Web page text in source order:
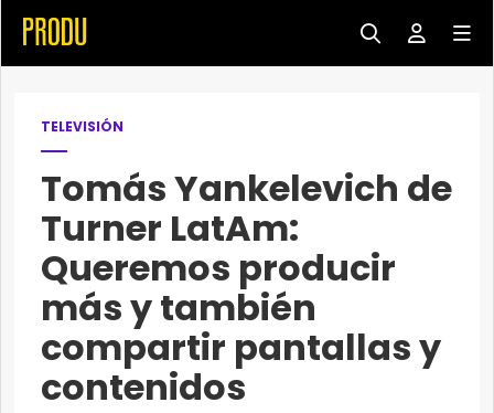
TELEVISIÓN
Tomás Yankelevich de
Turner LatAm:
Queremos producir
más y también
compartir pantallas y
contenidos